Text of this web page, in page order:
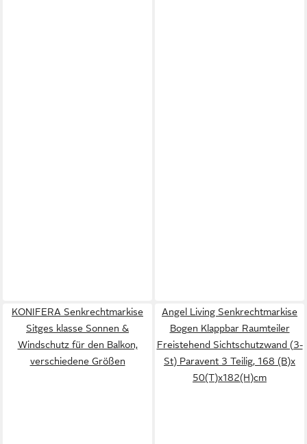
KONIFERA Senkrechtmarkise
Sitges klasse Sonnen &
Windschutz für den Balkon,
verschiedene Größen
Angel Living Senkrechtmarkise
Bogen Klappbar Raumteiler
Freistehend Sichtschutzwand (3-
St) Paravent 3 Teilig, 168 (B)x
50(T)x182(H)cm